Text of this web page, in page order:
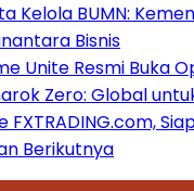
Kelola BUMN:
Bisnis
Unite Resmi Buka
Zero: Global
FXTRADING.com,
Berikutnya